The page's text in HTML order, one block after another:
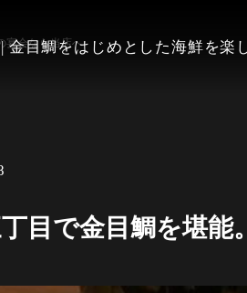
金目鯛をはじめとした海鮮を楽
宴会なら当店へ
目で金目鯛を堪能